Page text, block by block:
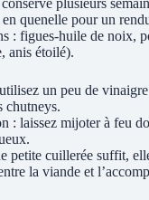
quenelle pour un
: figues-huile de noix,
anis étoilé).
un peu de
chutneys.
: laissez mijoter à feu
petite cuillerée suffit,
la viande et